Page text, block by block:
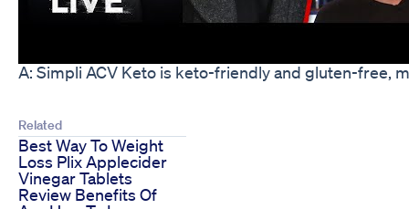
A: Simpli ACV Keto is keto-friendly and gluten-free,
Related
Best Way To Weight
Loss Plix Applecider
Vinegar Tablets
Review Benefits Of